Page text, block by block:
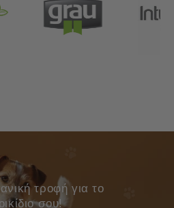
τροφή για το
σου!